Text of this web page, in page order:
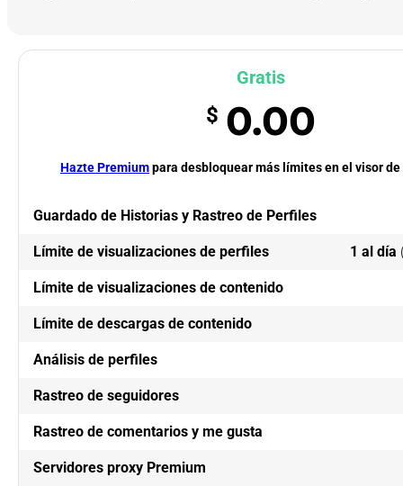
Gratis
$ 0.00
Hazte Premiumpara desbloquear más límites en el visor
Guardado de Historias y Rastreo de Perfiles
Límite de visualizaciones de perfiles 1 al día
Límite de visualizaciones de contenido
Límite de descargas de contenido
Análisis de perfiles
Rastreo de seguidores
Rastreo de comentarios y me gusta
Servidores proxy Premium